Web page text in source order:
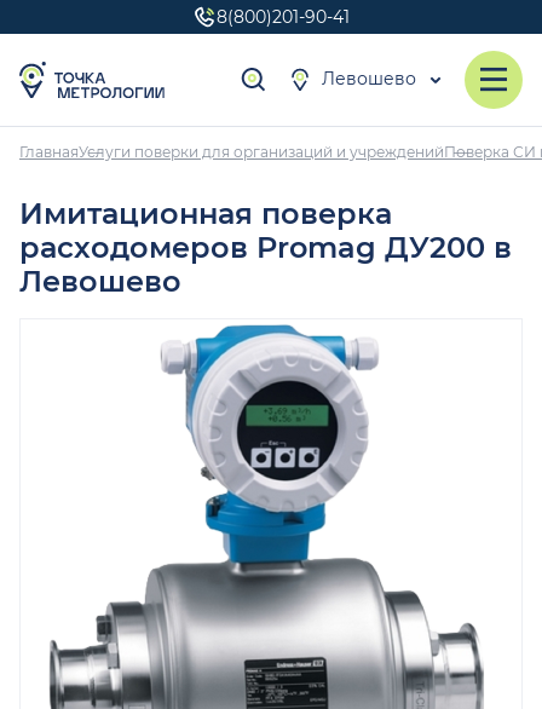
8(800)201-90-41
Левошево
ГлавнаяУслуги поверки для организаций и учрежденийПоверка СИ
Имитационная поверка
расходомеров Promag ДУ200 в
Левошево